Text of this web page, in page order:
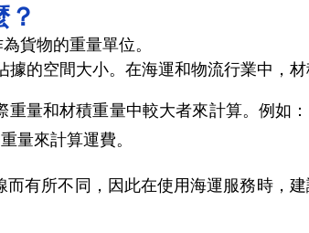
貨物的重量單位。
的空間大小。在海運和物流行業中，材
量和材積重量中較大者來計算。例如
量來計算運費。
有所不同，因此在使用海運服務時，